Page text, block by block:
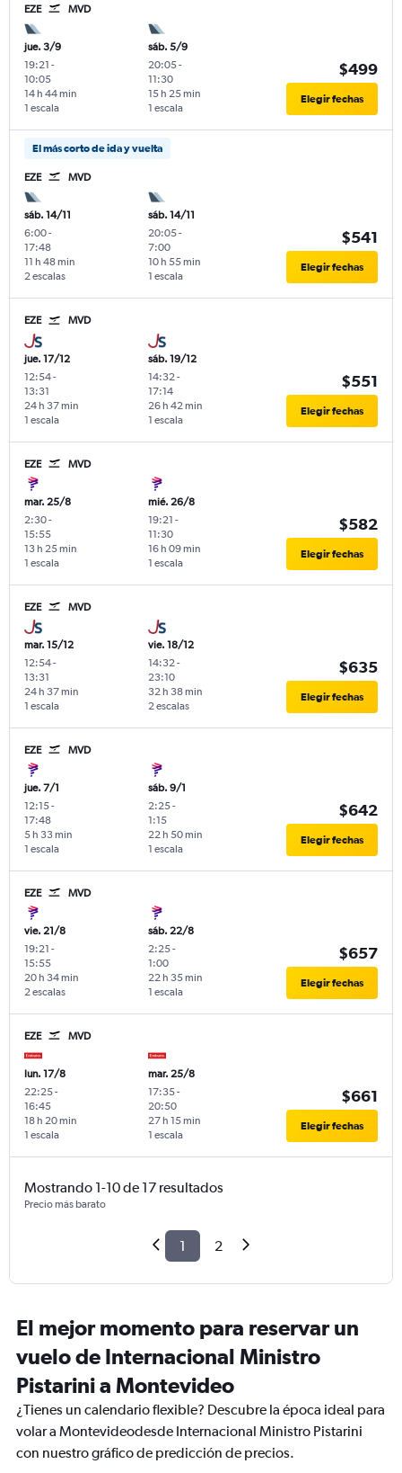
EZE MVD
jue. 3/9
19:21 -
10:05
1 escala
14 h 44 min
sáb. 5/9
20:05-
11:30
1 escala
15 h 25 min
$499
Elegir fechas
El más corto de ida y vuelta
EZE MVD
sáb. 14/11
6:00-
17:48
2 escalas
11 h 48 min
sáb. 14/11
20:05-
7:00
1 escala
10 h 55 min
$541
Elegir fechas
EZE MVD
jue. 17/12
12:54-
13:31
1 escala
24 h 37 min
sáb. 19/12
14:32 -
17:14
1 escala
26 h 42 min
$551
Elegir fechas
EZE MVD
mar. 25/8
2:30-
15:55
1 escala
13 h 25 min
mié. 26/8
19:21 -
11:30
1 escala
16 h 09 min
$582
Elegir fechas
EZE MVD
mar. 15/12
12:54-
13:31
1 escala
24 h 37 min
vie. 18/12
14:32 -
23:10
2 escalas
32 h 38 min
$635
Elegir fechas
EZE MVD
jue. 7/1
12:15-
17:48
1 escala
5 h 33 min
sáb. 9/1
2:25-
1:15
1 escala
22 h 50 min
$642
Elegir fechas
EZE MVD
vie. 21/8
19:21 -
15:55
2 escalas
20 h 34 min
sáb. 22/8
2:25-
1:00
1 escala
22 h 35 min
$657
Elegir fechas
EZE MVD
lun. 17/8
22:25-
16:45
1 escala
18 h 20 min
mar. 25/8
17:35-
20:50
1 escala
27 h 15 min
$661
Elegir fechas
Mostrando 1-10 de 17 resultados
Precio más barato
1 2
El mejor momento para reservar un
vuelo de Internacional Ministro
Pistarini a Montevideo
¿Tienes un calendario flexible? Descubre la época ideal para
volar a Montevideodesde Internacional Ministro Pistarini
con nuestro gráfico de predicción de precios.